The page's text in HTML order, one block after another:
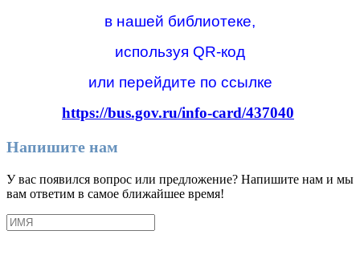
в нашей библиотеке,
используя QR-код
или перейдите по ссылке
https://bus.gov.ru/info-card/437040
Напишите нам
У вас появился вопрос или предложение? Напишите нам и мы
вам ответим в самое ближайшее время!